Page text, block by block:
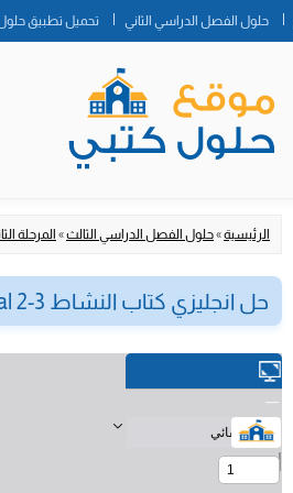
حلول الفصل الدراسي الثاني تحميل تطبيق
الرئيسية»حلول الفصل الدراسي الثالث» المرحلة
حل انجليزي كتاب النشاط Mega Goal 2-3 ثاني ثانوي ف3